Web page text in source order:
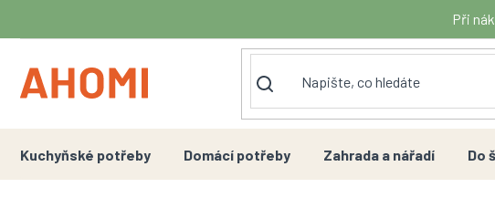
obsah
Při
Kuchyňské potřeby Domácí potřeby Zahrada a nářadí Do